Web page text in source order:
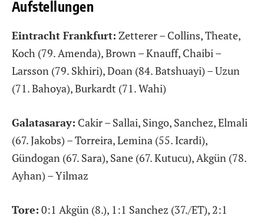
Aufstellungen
Eintracht Frankfurt: Zetterer – Collins, Theate,
Koch (79. Amenda), Brown – Knauff, Chaibi –
Larsson (79. Skhiri), Doan (84. Batshuayi) – Uzun
(71. Bahoya), Burkardt (71. Wahi)
Galatasaray: Cakir – Sallai, Singo, Sanchez, Elmali
(67. Jakobs) – Torreira, Lemina (55. Icardi),
Gündogan (67. Sara), Sane (67. Kutucu), Akgün (78.
Ayhan) – Yilmaz
Tore: 0:1 Akgün (8.), 1:1 Sanchez (37./ET), 2:1